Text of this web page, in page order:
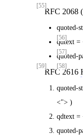
[55]
RFC 2068
[56]
[57]
[58]
[59]
RFC 2616
quoted-string = ( <">
<"> )